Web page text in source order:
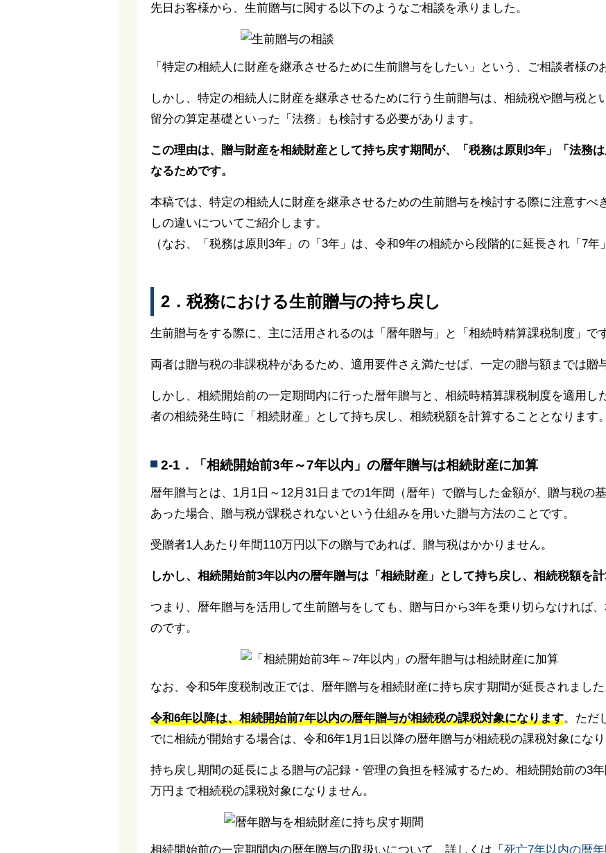
先日お客様から、生前贈与に関する以下のようなご相談を承りました。
「特定の相続人に財産を継承させるために生前贈与をしたい」という、ご相談者様の
しかし、特定の相続人に財産を継承させるために行う生前贈与は、相続税や贈与税と
留分の算定基礎といった「法務」も検討する必要があります。
この理由は、贈与財産を相続財産として持ち戻す期間が、「税務は原則3年」「法務
なるためです。
本稿では、特定の相続人に財産を継承させるための生前贈与を検討する際に注意すべ
しの違いについてご紹介します。
（なお、「税務は原則3年」の「3年」は、令和9年の相続から段階的に延長され「7年
2．税務における生前贈与の持ち戻し
生前贈与をする際に、主に活用されるのは「暦年贈与」と「相続時精算課税制度」です
両者は贈与税の非課税枠があるため、適用要件さえ満たせば、一定の贈与額までは贈
しかし、相続開始前の一定期間内に行った暦年贈与と、相続時精算課税制度を適用し
者の相続発生時に「相続財産」として持ち戻し、相続税額を計算することとなります。
2-1．「相続開始前3年～7年以内」の暦年贈与は相続財産に加算
暦年贈与とは、1月1日～12月31日までの1年間（暦年）で贈与した金額が、贈与税の
あった場合、贈与税が課税されないという仕組みを用いた贈与方法のことです。
受贈者1人あたり年間110万円以下の贈与であれば、贈与税はかかりません。
しかし、相続開始前3年以内の暦年贈与は「相続財産」として持ち戻し、相続税額を計
つまり、暦年贈与を活用して生前贈与をしても、贈与日から3年を乗り切らなければ
のです。
なお、令和5年度税制改正では、暦年贈与を相続財産に持ち戻す期間が延長されました
令和6年以降は、相続開始前7年以内の暦年贈与が相続税の課税対象になります。ただ
でに相続が開始する場合は、令和6年1月1日以降の暦年贈与が相続税の課税対象になり
持ち戻し期間の延長による贈与の記録・管理の負担を軽減するため、相続開始前の3
万円まで相続税の課税対象になりません。
相続開始前の一定期間内の暦年贈与の取扱いについて、詳しくは「 死亡7年以内の暦